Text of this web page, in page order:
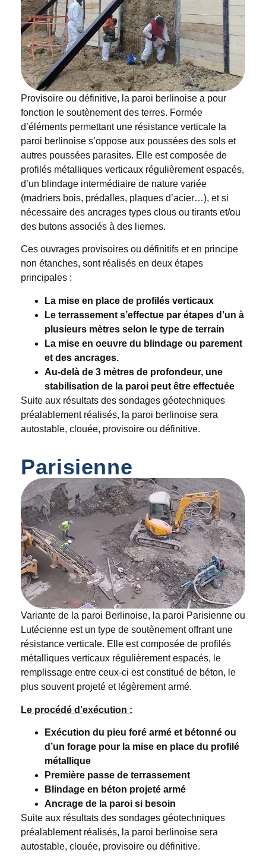
Provisoire ou définitive, la paroi berlinoise a pour
fonction le soutènement des terres. Formée
d’éléments permettant une résistance verticale la
paroi berlinoise s’oppose aux poussées des sols et
autres poussées parasites. Elle est composée de
profilés métalliques verticaux régulièrement espacés,
d’un blindage intermédiaire de nature variée
(madriers bois, prédalles, plaques d’acier…), et si
nécessaire des ancrages types clous ou tirants et/ou
des butons associés à des liernes.
Ces ouvrages provisoires ou définitifs et en principe
non étanches, sont réalisés en deux étapes
principales :
La mise en place de profilés verticaux
Le terrassement s’effectue par étapes d’un à
plusieurs mètres selon le type de terrain
La mise en oeuvre du blindage ou parement
et des ancrages.
Au-delà de 3 mètres de profondeur, une
stabilisation de la paroi peut être effectuée
Suite aux résultats des sondages géotechniques
préalablement réalisés, la paroi berlinoise sera
autostable, clouée, provisoire ou définitive.
Parisienne
Variante de la paroi Berlinoise, la paroi Parisienne ou
Lutécienne est un type de soutènement offrant une
résistance verticale. Elle est composée de profilés
métalliques verticaux régulièrement espacés, le
remplissage entre ceux-ci est constitué de béton, le
plus souvent projeté et légèrement armé.
Le procédé d’exécution :
Exécution du pieu foré armé et bétonné ou
d’un forage pour la mise en place du profilé
métallique
Première passe de terrassement
Blindage en béton projeté armé
Ancrage de la paroi si besoin
Suite aux résultats des sondages géotechniques
préalablement réalisés, la paroi berlinoise sera
autostable, clouée, provisoire ou définitive.